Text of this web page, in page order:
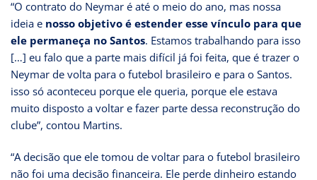
“O contrato do Neymar é até o meio do ano, mas nossa
ideia e nosso objetivo é estender esse vínculo para que
ele permaneça no Santos. Estamos trabalhando para isso
[…] eu falo que a parte mais difícil já foi feita, que é trazer o
Neymar de volta para o futebol brasileiro e para o Santos.
isso só aconteceu porque ele queria, porque ele estava
muito disposto a voltar e fazer parte dessa reconstrução do
clube”, contou Martins.
“A decisão que ele tomou de voltar para o futebol brasileiro
não foi uma decisão financeira. Ele perde dinheiro estando